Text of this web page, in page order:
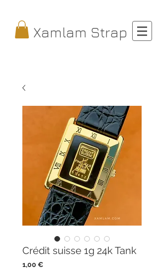
Xamlam Strap
Crédit suisse 1g 24k Tank
1,00 €Prix